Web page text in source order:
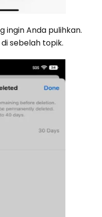
ingin Anda pulihkan.
sebelah topik.